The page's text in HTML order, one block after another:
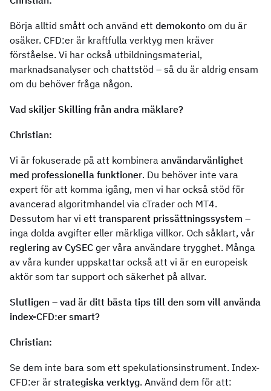
Börja alltid smått och använd ett demokonto om du är
osäker. CFD:er är kraftfulla verktyg men kräver
förståelse. Vi har också utbildningsmaterial,
marknadsanalyser och chattstöd – så du är aldrig ensam
om du behöver fråga någon.
Vad skiljer Skilling från andra mäklare?
Christian:
Vi är fokuserade på att kombinera användarvänlighet
med professionella funktioner. Du behöver inte vara
expert för att komma igång, men vi har också stöd för
avancerad algoritmhandel via cTrader och MT4.
Dessutom har vi ett transparent prissättningssystem –
inga dolda avgifter eller märkliga villkor. Och såklart, vår
reglering av CySEC ger våra användare trygghet. Många
av våra kunder uppskattar också att vi är en europeisk
aktör som tar support och säkerhet på allvar.
Slutligen – vad är ditt bästa tips till den som vill använda
index-CFD:er smart?
Christian:
Se dem inte bara som ett spekulationsinstrument. Index-
CFD:er är strategiska verktyg. Använd dem för att: